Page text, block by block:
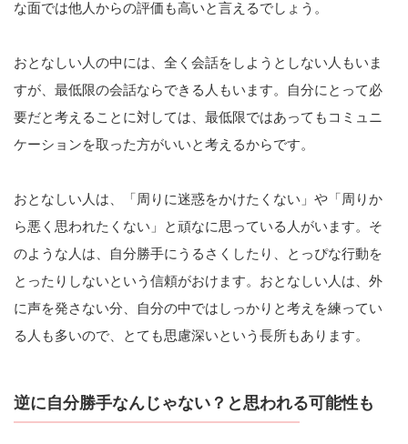
な面では他人からの評価も高いと言えるでしょう。
おとなしい人の中には、全く会話をしようとしない人もいま
すが、最低限の会話ならできる人もいます。自分にとって必
要だと考えることに対しては、最低限ではあってもコミュニ
ケーションを取った方がいいと考えるからです。
おとなしい人は、「周りに迷惑をかけたくない」や「周りか
ら悪く思われたくない」と頑なに思っている人がいます。そ
のような人は、自分勝手にうるさくしたり、とっぴな行動を
とったりしないという信頼がおけます。おとなしい人は、外
に声を発さない分、自分の中ではしっかりと考えを練ってい
る人も多いので、とても思慮深いという長所もあります。
逆に自分勝手なんじゃない？と思われる可能性も